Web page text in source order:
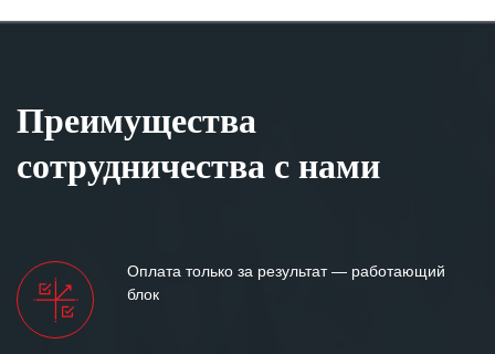
Преимущества
сотрудничества с нами
Оплата только за результат — работающий
блок